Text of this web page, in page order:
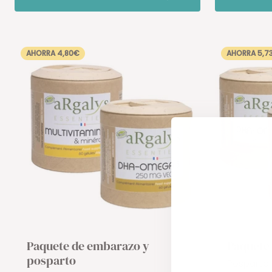
AHORRA 4,80€
Paquete de embarazo y
posparto
AHORRA